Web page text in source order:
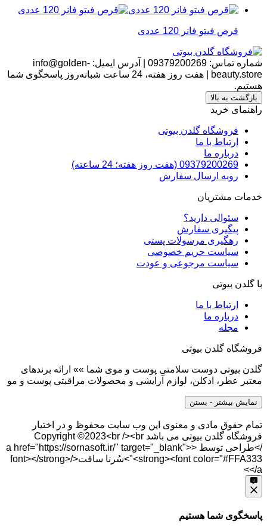
قرص فیتو فانر 120 عددی
شماره تماس: 09379200269 آدرس ایمیل: info@golden-
beauty.store
هفت روز هفته، 24 ساعت شبانه‌روز پاسخگوی شما
هستیم.
بازگشت به بالا
راهنمای خرید
فروشگاه گلدن بیوتی
ارتباط با ما
درباره ما
09379200269 (هفت روز هفته؛ 24 ساعته)
رویه ارسال سفارش
خدمات مشتریان
سئوالی دارید؟
پیگیری سفارش
رهگیری مرسولات پستی
سیاست حریم خصوصی
سیاست مرجوعی و عودت
با گلدن بیوتی
ارتباط با ما
درباره ما
مجله
فروشگاه گلدن بیوتی
گلدن بیوتی دوست سلامتی پوست و موی شما »» ارائه برندهای
معتبر عطر، ادکلن، لوازم آرایشی و محصولات مراقبتی پوست و مو
نمایش بیشتر - بستن
تمام حقوق مادی و معنوی این وب سایت محفوظ و در اختیار
فروشگاه گلدن بیوتی می باشد Copyright ©2023<br /><br
/>طراحی توسط <a href="https://sornasoft.ir/" target="_blank">
<strong><font color="#FFA333">سُرنا سافت</font></strong>
</a>
پاسخگوی شما هستیم